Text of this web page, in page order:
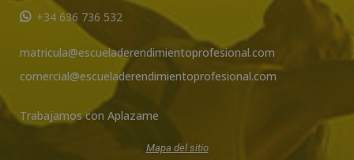
+34 636 736 532
matricula@escueladerendimientoprofesional.com
comercial@escueladerendimientoprofesional.com
Trabajamos con Aplazame
Mapa del sitio